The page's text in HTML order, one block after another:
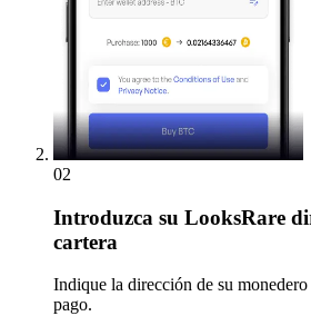
02
Introduzca su LooksRare
cartera
Indique la dirección de su
pago.